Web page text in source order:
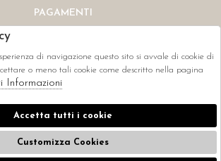
PAGAMENTI
CORRIERI
di navigazione questo sito si avvale di cookie di
o meno tali cookie come descritto nella pagina
Informazioni
Accetta tutti i cookie
Customizza Cookies